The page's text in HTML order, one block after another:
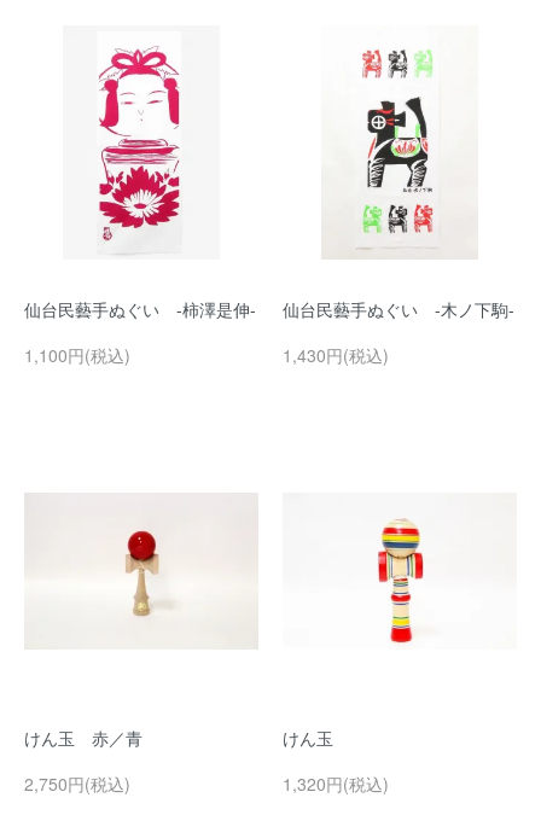
仙台民藝手ぬぐい -柿澤是伸-
1,100円(税込)
仙台民藝手ぬぐい -木ノ下駒-
1,430円(税込)
けん玉 赤／青
2,750円(税込)
けん玉
1,320円(税込)